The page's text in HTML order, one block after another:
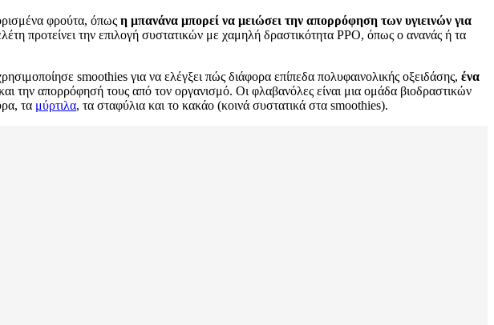
φρούτα, όπως η μπανάνα μπορεί να μειώσει την απορρόφηση των υγιεινών για
προτείνει την επιλογή συστατικών με χαμηλή δραστικότητα PPO, όπως ο ανανάς ή τα
smoothies για να ελέγξει πώς διάφορα επίπεδα πολυφαινολικής οξειδάσης, ένα
την απορρόφησή τους από τον οργανισμό. Οι φλαβανόλες είναι μια ομάδα βιοδραστικών
τα μύρτιλα, τα σταφύλια και το κακάο (κοινά συστατικά στα smoothies).